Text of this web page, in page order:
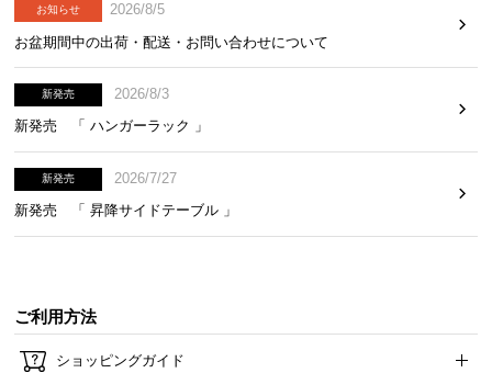
お知らせ
2026/8/5
お盆期間中の出荷・配送・お問い合わせについて
新発売
2026/8/3
新発売 「 ハンガーラック 」
新発売
2026/7/27
新発売 「 昇降サイドテーブル 」
ご利用方法
ショッピングガイド